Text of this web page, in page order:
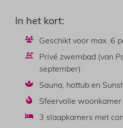
In het kort:
Geschikt voor max. 6
Privé zwembad (van
september)
Sauna, hottub en
Sfeervolle
3 slaapkamers met